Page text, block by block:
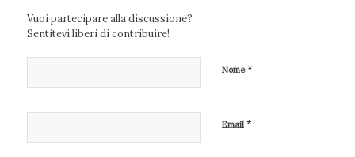
Vuoi partecipare alla discussione?
Sentitevi liberi di contribuire!
Nome*
Email *